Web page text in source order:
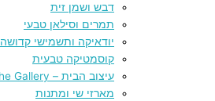
דבש ושמן זית
תמרים וסילאן טבעי
יודאיקה ותשמישי קדושה
קוסמטיקה טבעית
עיצוב הבית – The Gallery
מארזי שי ומתנות